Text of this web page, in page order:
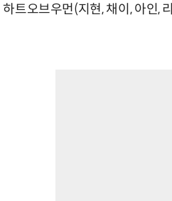
트오브우먼(지현, 채이, 아인,